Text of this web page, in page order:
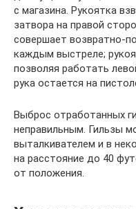
с магазина. Рукоятка
затвора на правой
совершает возвратно-
каждым выстреле;
позволяя работать
рука остается на
Выброс отработанных
неправильным. Гильзы
выталкивателем и в
на расстояние до 40
от положения.